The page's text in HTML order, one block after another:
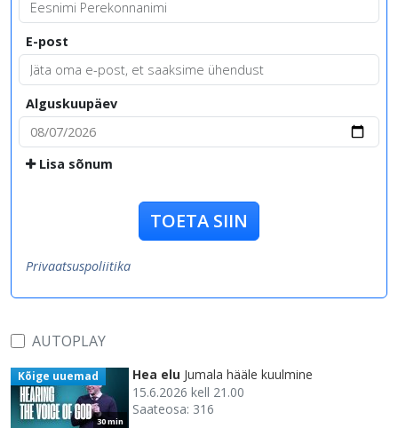
E-post
Alguskuupäev
Lisa sõnum
TOETA SIIN
Privaatsuspoliitika
AUTOPLAY
30 min
Kõige uuemad Hea elu Jumala hääle kuulmine
15.6.2026 kell 21.00
Saateosa: 316